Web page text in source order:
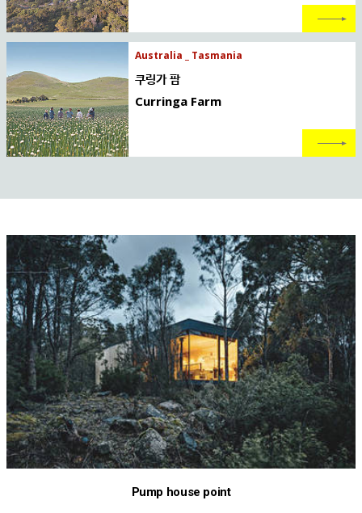
Pump house point
Australia _ Tasmania
쿠링가 팜
Curringa Farm